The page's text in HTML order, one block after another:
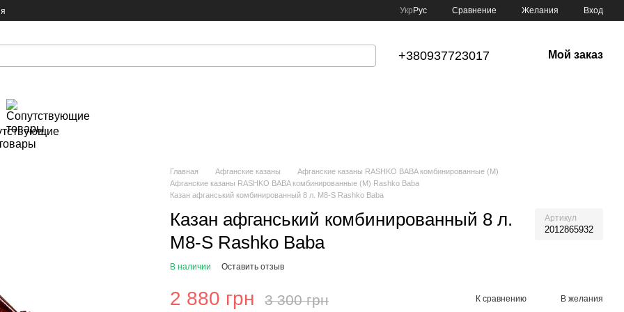
Укр Рус Сравнение Желания Вход
+380937723017 Мой заказ
Главная Афганские казаны
Афганские казаны RASHKO BABA комбинированные (M)
Афганские казаны RASHKO BABA комбинированные (M) Rashko Baba
Казан афганський комбинированный 8 л. M8-S Rashko Baba
Казан афганський комбинированный 8 л.
M8-S Rashko Baba
Артикул
2012865932
В наличии Оставить отзыв
2 880 грн 3 300 грн К сравнению В желания